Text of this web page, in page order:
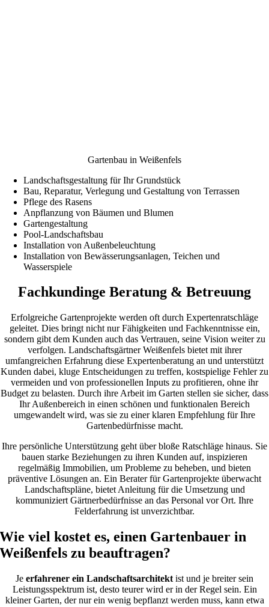
Gartenbau in Weißenfels
Landschaftsgestaltung für Ihr Grundstück
Bau, Reparatur, Verlegung und Gestaltung von Terrassen
Pflege des Rasens
Anpflanzung von Bäumen und Blumen
Gartengestaltung
Pool-Landschaftsbau
Installation von Außenbeleuchtung
Installation von Bewässerungsanlagen, Teichen und
Wasserspiele
Fachkundinge Beratung & Betreuung
Erfolgreiche Gartenprojekte werden oft durch Expertenratschläge
geleitet. Dies bringt nicht nur Fähigkeiten und Fachkenntnisse ein,
sondern gibt dem Kunden auch das Vertrauen, seine Vision weiter zu
verfolgen. Landschaftsgärtner Weißenfels bietet mit ihrer
umfangreichen Erfahrung diese Expertenberatung an und unterstützt
Kunden dabei, kluge Entscheidungen zu treffen, kostspielige Fehler zu
vermeiden und von professionellen Inputs zu profitieren, ohne ihr
Budget zu belasten. Durch ihre Arbeit im Garten stellen sie sicher, dass
Ihr Außenbereich in einen schönen und funktionalen Bereich
umgewandelt wird, was sie zu einer klaren Empfehlung für Ihre
Gartenbedürfnisse macht.
Ihre persönliche Unterstützung geht über bloße Ratschläge hinaus. Sie
bauen starke Beziehungen zu ihren Kunden auf, inspizieren
regelmäßig Immobilien, um Probleme zu beheben, und bieten
präventive Lösungen an. Ein Berater für Gartenprojekte überwacht
Landschaftspläne, bietet Anleitung für die Umsetzung und
kommuniziert Gärtnerbedürfnisse an das Personal vor Ort. Ihre
Felderfahrung ist unverzichtbar.
Wie viel kostet es, einen Gartenbauer in
Weißenfels zu beauftragen?
Je erfahrener ein Landschaftsarchitekt ist und je breiter sein
Leistungsspektrum ist, desto teurer wird er in der Regel sein. Ein
kleiner Garten, der nur ein wenig bepflanzt werden muss, kann etwa